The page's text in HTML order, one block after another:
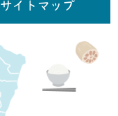
サイトマップ